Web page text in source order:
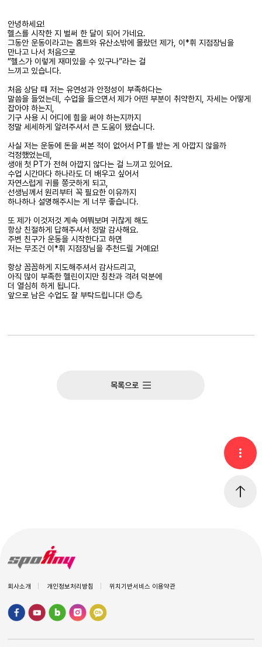
안녕하세요!
헬스를 시작한 지 벌써 한 달이 되어 가네요.
그동안 운동이라고는 홈트와 유산소밖에 몰랐던 제가, 이*휘 지점장님을
만나고 나서 처음으로
“헬스가 이렇게 재미있을 수 있구나”라는 걸
느끼고 있습니다.
처음 상담 때 저는 유연성과 안정성이 부족하다는
말씀을 들었는데, 수업을 들으면서 제가 어떤 부분이 취약한지, 자세는 어떻게
잡아야 하는지,
기구 사용 시 어디에 힘을 써야 하는지까지
정말 세세하게 알려주셔서 큰 도움이 됐습니다.
사실 저는 운동에 돈을 써본 적이 없어서 PT를 받는 게 아깝지 않을까
걱정했었는데,
생애 첫 PT가 전혀 아깝지 않다는 걸 느끼고 있어요.
수업 시간마다 하나라도 더 배우고 싶어서
자연스럽게 귀를 쫑긋하게 되고,
선생님께서 원리부터 꼭 필요한 이유까지
하나하나 설명해주시는 게 너무 좋습니다.
또 제가 이것저것 계속 여쭤보며 귀찮게 해도
항상 친절하게 답해주셔서 정말 감사해요.
주변 친구가 운동을 시작한다고 하면
저는 무조건 이*휘 지점장님을 추천드릴 거예요!
항상 꼼꼼하게 지도해주셔서 감사드리고,
아직 많이 부족한 헬린이지만 칭찬과 격려 덕분에
더 열심히 하게 됩니다.
앞으로 남은 수업도 잘 부탁드립니다! 😊💪
목록으로
회사소개 개인정보처리방침 위치기반서비스 이용약관